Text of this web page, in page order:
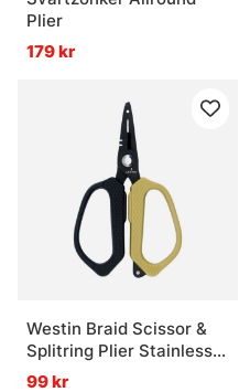
Plier
179 kr
Westin Braid Scissor &
Splitring Plier Stainless
5'/12,5cm
99 kr